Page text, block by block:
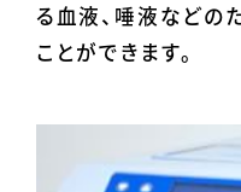
る血液、唾液などの
ことができます。